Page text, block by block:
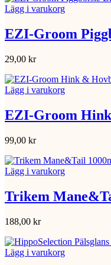
Lägg i varukorg
EZI-Groom
29,00 kr
Lägg i varukorg
EZI-Groom
99,00 kr
Lägg i varukorg
Trikem
188,00 kr
Lägg i varukorg